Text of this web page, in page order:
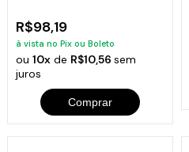
R$98,19
à vista no Pix ou Boleto
ou10x de R$10,56sem
juros
Comprar